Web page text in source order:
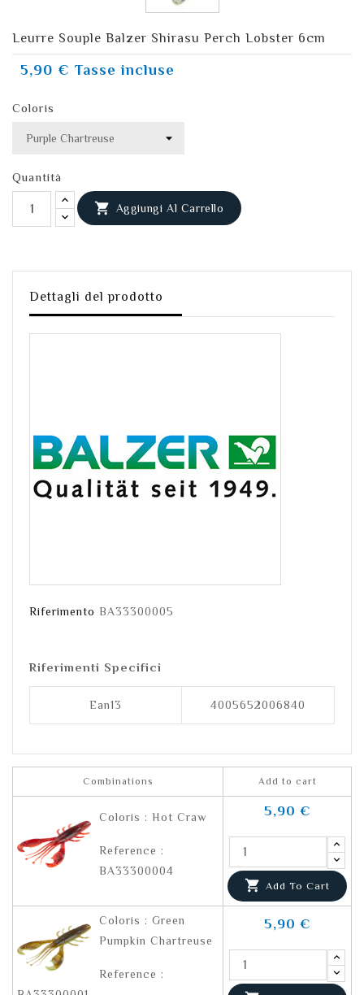
Leurre Souple Balzer Shirasu Perch Lobster 6cm
5,90 € Tasse incluse
Coloris
Quantità
 Aggiungi Al Carrello
Dettagli del prodotto
Riferimento BA33300005
Riferimenti Specifici
Ean13 4005652006840
Combinations Add to cart
Coloris : Hot Craw
Reference :
BA33300004
5,90 €
 Add To Cart
Coloris : Green
Pumpkin Chartreuse
Reference :
5,90 €